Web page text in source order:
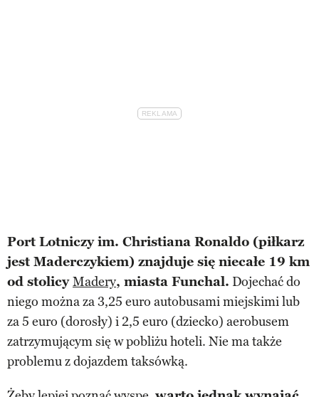
Port Lotniczy im. Christiana Ronaldo (piłkarz
jest Maderczykiem) znajduje się niecałe 19 km
od stolicyMadery, miasta Funchal. Dojechać do
niego można za 3,25 euro autobusami miejskimi lub
za 5 euro (dorosły) i 2,5 euro (dziecko) aerobusem
zatrzymującym się w pobliżu hoteli. Nie ma także
problemu z dojazdem taksówką.